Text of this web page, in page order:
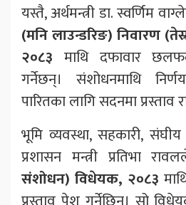
यस्तै, अर्थमन्त्री डा. स्वर्णिम
(मनि लाउन्डरिङ) निवारण
२०८३ माथि दफावार
गर्नेछन्। संशोधनमाथि
पारितका लागि सदनमा प्रस्ताव
भूमि व्यवस्था, सहकारी, संघीय
प्रशासन मन्त्री प्रतिभा
संशोधन) विधेयक, २०८३